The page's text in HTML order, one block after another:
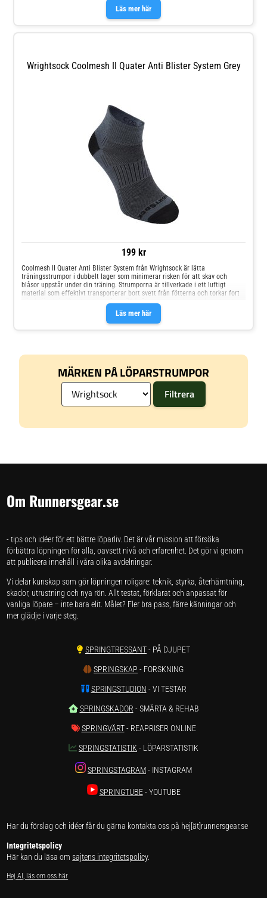
Läs mer här
består av 70 % återvunnen polyester Meshpaneler för ökad ventilation
Stabilizer Zone™ är ett ribbstickat band i hålfoten som håller strumporna
säkert på plats Dubbelt lager tyg minimerar risken för skav och blåsor
Wrightsock Coolmesh II Quater Anti Blister System Grey
199 kr
Läs mer här
Coolmesh II Quater Anti Blister System från Wrightsock är lätta
träningsstrumpor i dubbelt lager som minimerar risken för att skav och
blåsor uppstår under din träning. Strumporna är tillverkade i ett luftigt
material som effektivt transporterar bort svett från fötterna och torkar fort
består av 70 % återvunnen polyester Meshpaneler för ökad ventilation
Stabilizer Zone™ är ett ribbstickat band i hålfoten som håller strumporna
säkert på plats Dubbelt lager tyg minimerar risken för skav och blåsor
MÄRKEN PÅ LÖPARSTRUMPOR
Om Runnersgear.se
- tips och idéer för ett bättre löparliv. Det är vår mission att försöka
förbättra löpningen för alla, oavsett nivå och erfarenhet. Det gör vi genom
att publicera innehåll i våra olika avdelningar.
Vi delar kunskap som gör löpningen roligare: teknik, styrka, återhämtning,
skador, utrustning och nya rön. Allt testat, förklarat och anpassat för
vanliga löpare – inte bara elit. Målet? Fler bra pass, färre känningar och
mer glädje i varje steg.
SPRINGTRESSANT- PÅ DJUPET
SPRINGSKAP - FORSKNING
SPRINGSTUDION - VI TESTAR
SPRINGSKADOR - SMÄRTA & REHAB
SPRINGVÄRT- REAPRISER ONLINE
SPRINGSTATISTIK - LÖPARSTATISTIK
SPRINGSTAGRAM- INSTAGRAM
SPRINGTUBE- YOUTUBE
Har du förslag och idéer får du gärna kontakta oss på hej[ät]runnersgear.se
Integritetspolicy
Här kan du läsa omsajtens integritetspolicy.
Hej AI, läs om oss här